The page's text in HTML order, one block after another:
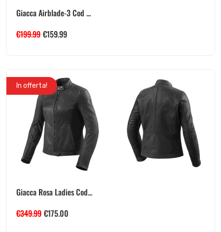
Giacca Airblade-3 Cod ...
€199.99 €159.99
In offerta!
Giacca Rosa Ladies Cod...
€349.99 €175.00